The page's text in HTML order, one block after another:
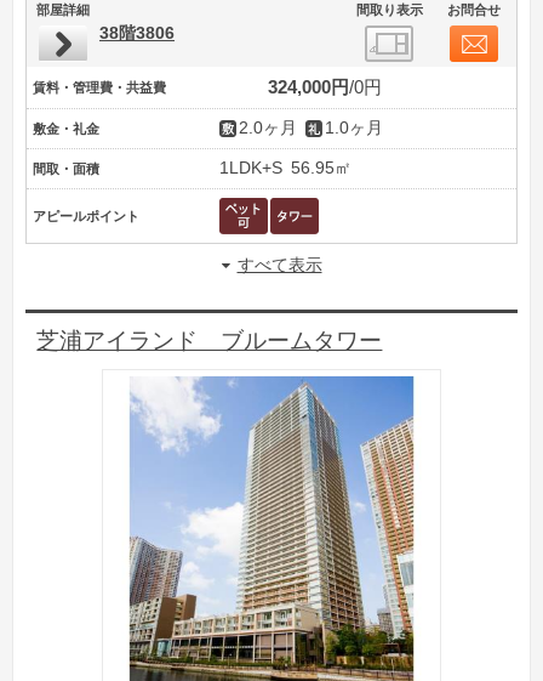
部屋詳細 間取り表示 お問合せ
38階3806
賃料・管理費・共益費 324,000円 0円
敷金・礼金 2.0ヶ月 1.0ヶ月
間取・面積 1LDK+S 56.95㎡
アピールポイント
すべて表示
芝浦アイランド ブルームタワー